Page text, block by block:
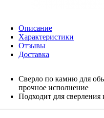
Описание
Характеристики
Отзывы
Доставка
Сверло по камню для
прочное исполнение
Подходит для